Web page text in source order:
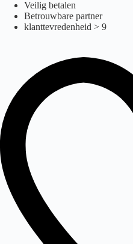
naar
Veilig betalen
Betrouwbare partner
klanttevredenheid > 9